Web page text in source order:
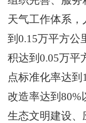
天气工作体系
到 0.15万平方公
积达到 0.05万平
点标准化率达到
改造率达到 80%
生态文明建设